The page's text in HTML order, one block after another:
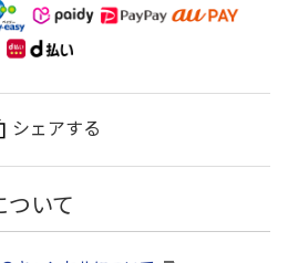
シェアする
いて